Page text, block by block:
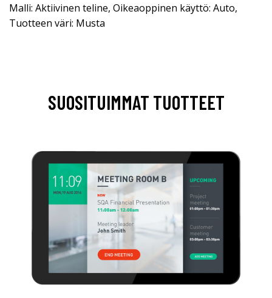
Malli: Aktiivinen teline, Oikeaoppinen käyttö: Auto,
Tuotteen väri: Musta
SUOSITUIMMAT TUOTTEET